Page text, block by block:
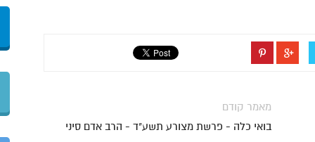
מאמר קודם
בואי כלה - פרשת מצורע תשע"ד - הרב אדם סיני